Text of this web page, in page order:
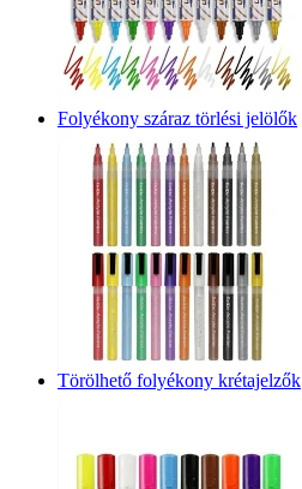
Folyékony száraz törlési jelölők
Törölhető folyékony krétajelzők